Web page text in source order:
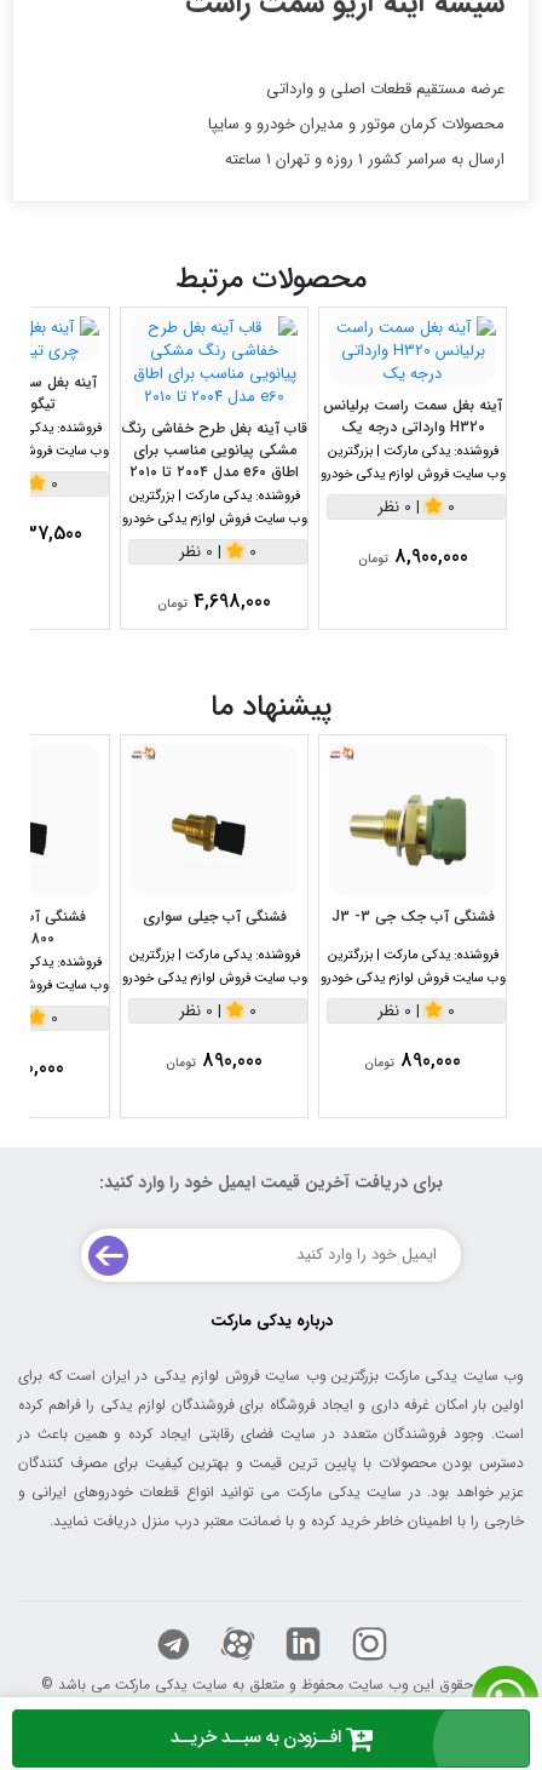
افــزودن به سبــد خریــد
عرضه مستقیم قطعات اصلی و وارداتی
محصولات کرمان موتور و مدیران خودرو و سایپا
ارسال به سراسر کشور 1 روزه و تهران 1 ساعته
محصولات مرتبط
آینه بغل سمت راست برلیانس
H320 وارداتی درجه یک
فروشنده: یدکی مارکت | بزرگترین
وب سایت فروش لوازم یدکی خودرو
0
| 0 نظر
8,900,000 تومان
قاب آینه بغل طرح خفاشی رنگ
مشکی پیانویی مناسب برای
اطاق e60 مدل ۲۰۰۴ تا ۲۰۱۰
فروشنده: یدکی مارکت | بزرگترین
وب سایت فروش لوازم یدکی خودرو
0
| 0 نظر
4,698,000 تومان
آینه بغل
تیگو 8 شرکتی
فروشنده: یدکی
وب سایت فروش
0
پیشنهاد ما
فشنگی آب جک جی 3- J3
فروشنده: یدکی مارکت | بزرگترین
وب سایت فروش لوازم یدکی خودرو
0
| 0 نظر
890,000 تومان
فشنگی آب جیلی سواری
فروشنده: یدکی مارکت | بزرگترین
وب سایت فروش لوازم یدکی خودرو
0
| 0 نظر
890,000 تومان
1800سی سی
فروشنده: یدکی
وب سایت فروش
0
890,000
برای دریافت آخرین قیمت ایمیل خود را وارد کنید:
درباره یدکی مارکت
وب سایت یدکی مارکت بزرگترین وب سایت فروش لوازم یدکی در ایران است که برای
اولین بار امکان غرفه داری و ایجاد فروشگاه برای فروشندگان لوازم یدکی را فراهم کرده
است. وجود فروشندگان متعدد در سایت فضای رقابتی ایجاد کرده و همین باعث در
دسترس بودن محصولات با پایین ترین قیمت و بهترین کیفیت برای مصرف کنندگان
عزیر خواهد بود. در سایت یدکی مارکت می توانید انواع قطعات خودروهای ایرانی و
خارجی را با اطمینان خاطر خرید کرده و با ضمانت معتبر درب منزل دریافت نمایید.
© کلیه حقوق این وب سایت محفوظ و متعلق به سایت یدکی مارکت می باشد